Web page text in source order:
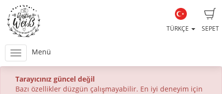
SEPET
TÜRKÇE
Menü
Tarayıcınız güncel değil
Bazı özellikler düzgün çalışmayabilir. En iyi deneyim için